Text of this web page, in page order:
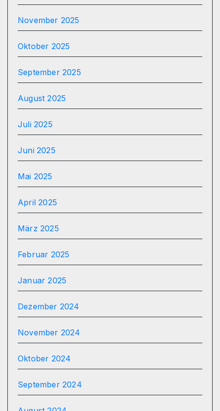
November 2025
Oktober 2025
September 2025
August 2025
Juli 2025
Juni 2025
Mai 2025
April 2025
März 2025
Februar 2025
Januar 2025
Dezember 2024
November 2024
Oktober 2024
September 2024